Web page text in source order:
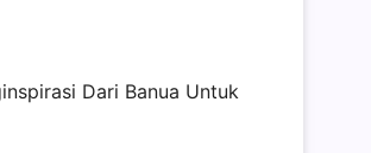
Dari Banua Untuk